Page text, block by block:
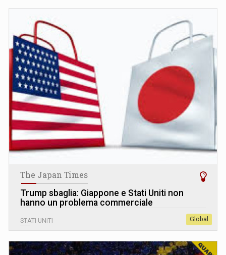
The Japan Times
Trump sbaglia: Giappone e Stati Uniti non
hanno un problema commerciale
STATI UNITI Global